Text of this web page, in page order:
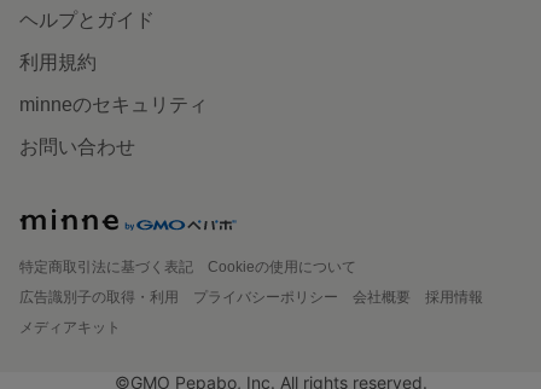
ヘルプとガイド
利用規約
minneのセキュリティ
お問い合わせ
特定商取引法に基づく表記
Cookieの使用について
広告識別子の取得・利用
プライバシーポリシー 会社概要
採用情報
メディアキット
©GMO Pepabo, Inc. All rights reserved.